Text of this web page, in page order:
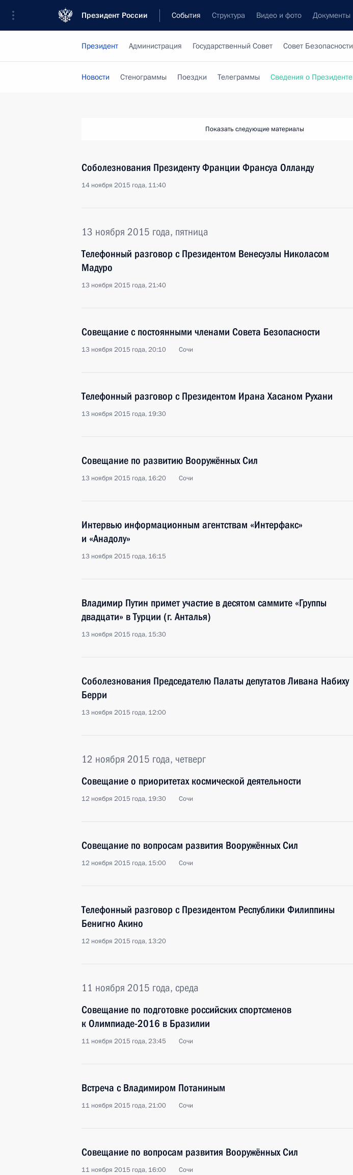
Президент России События Структура Видео и фото Документы
Президент Администрация Государственный Совет Совет Безопасности
Новости Стенограммы Поездки Телеграммы Сведения о Президенте
Показать следующие материалы
Соболезнования Президенту Франции Франсуа Олланду
14 ноября 2015 года, 11:40
13 ноября 2015 года, пятница
Телефонный разговор с Президентом Венесуэлы Николасом
Мадуро
13 ноября 2015 года, 21:40
Совещание с постоянными членами Совета Безопасности
13 ноября 2015 года, 20:10 Сочи
Телефонный разговор с Президентом Ирана Хасаном Рухани
13 ноября 2015 года, 19:30
Совещание по развитию Вооружённых Сил
13 ноября 2015 года, 16:20 Сочи
Интервью информационным агентствам «Интерфакс»
и «Анадолу»
13 ноября 2015 года, 16:15
Владимир Путин примет участие в десятом саммите «Группы
двадцати» в Турции (г. Анталья)
13 ноября 2015 года, 15:30
Соболезнования Председателю Палаты депутатов Ливана Набиху
Берри
13 ноября 2015 года, 12:00
12 ноября 2015 года, четверг
Совещание о приоритетах космической деятельности
12 ноября 2015 года, 19:30 Сочи
Совещание по вопросам развития Вооружённых Сил
12 ноября 2015 года, 15:00 Сочи
Телефонный разговор с Президентом Республики Филиппины
Бенигно Акино
12 ноября 2015 года, 13:20
11 ноября 2015 года, среда
Совещание по подготовке российских спортсменов
к Олимпиаде-2016 в Бразилии
11 ноября 2015 года, 23:45 Сочи
Встреча с Владимиром Потаниным
11 ноября 2015 года, 21:00 Сочи
Совещание по вопросам развития Вооружённых Сил
11 ноября 2015 года, 16:00 Сочи